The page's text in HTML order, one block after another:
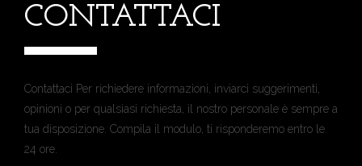
CONTATTACI
Contattaci Per richiedere informazioni, inviarci suggerimenti,
opinioni o per qualsiasi richiesta, il nostro personale è sempre a
tua disposizione. Compila il modulo, ti risponderemo entro le
24 ore.